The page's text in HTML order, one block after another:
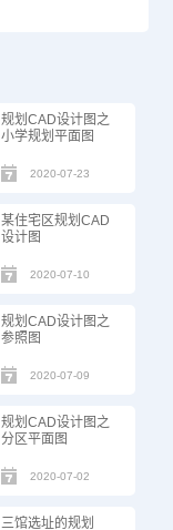
规划CAD设计图之
小学规划平面图
2020-07-23
某住宅区规划CAD
设计图
2020-07-10
规划CAD设计图之
参照图
2020-07-09
规划CAD设计图之
分区平面图
2020-07-02
三馆选址的规划